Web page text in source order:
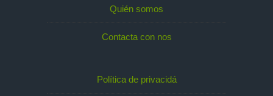
Quién somos
Contacta con nos
Política de privacidá